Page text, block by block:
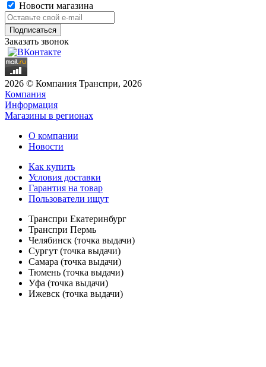
Новости магазина
Заказать звонок
2026 © Компания Транспри, 2026
Компания
Информация
Магазины в регионах
О компании
Новости
Как купить
Условия доставки
Гарантия на товар
Пользователи ищут
Транспри Екатеринбург
Транспри Пермь
Челябинск (точка выдачи)
Сургут (точка выдачи)
Самара (точка выдачи)
Тюмень (точка выдачи)
Уфа (точка выдачи)
Ижевск (точка выдачи)